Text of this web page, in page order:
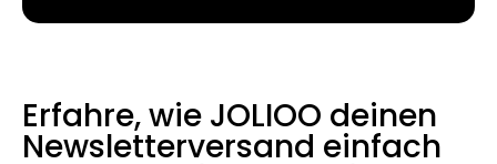
Erfahre, wie JOLIOO deinen
Newsletterversand einfach